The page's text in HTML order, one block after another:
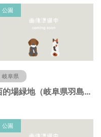
公園
岐阜県
西的場緑地（岐阜県羽島市）
公園